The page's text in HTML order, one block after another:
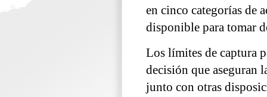
en cinco categorías de
disponible para tomar
Los límites de captura
decisión que aseguran
junto con otras